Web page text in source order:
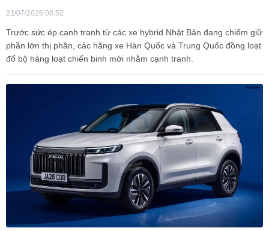
21/07/2026 08:52
Trước sức ép cạnh tranh từ các xe hybrid Nhật Bản đang chiếm giữ
phần lớn thị phần, các hãng xe Hàn Quốc và Trung Quốc đồng loạt
đổ bộ hàng loạt chiến binh mới nhằm cạnh tranh.